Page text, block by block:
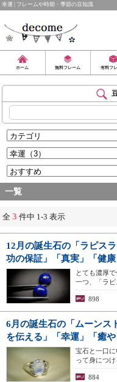
幸運 | フレームや時期・季節の豆知識
ホーム 無料フレーム 有料フ
一覧
全 3 件中 1-3 表示
12月の誕生石の「ラピス
功の保証」「真実」「健
とても濃厚
一つ、「ラ
898
6月の誕生石の「ムーンス
を伝える」「幸運」「癒
宝石と一口
って身につ
884